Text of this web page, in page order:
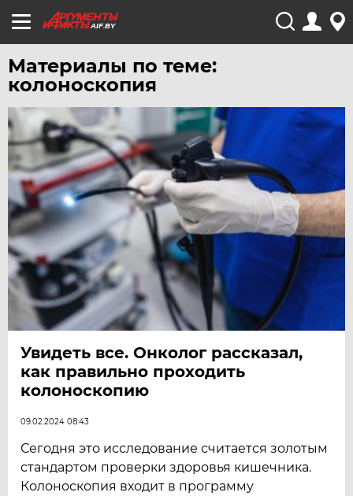
AIF.BY
Материалы по теме:
колоноскопия
Увидеть все. Онколог рассказал,
как правильно проходить
колоноскопию
09.02.2024 08:43
Сегодня это исследование считается золотым
стандартом проверки здоровья кишечника.
Колоноскопия входит в программу